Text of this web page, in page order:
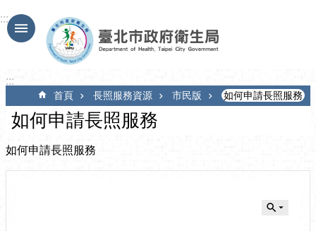
跳到主要內容區塊
:::
:::
首頁 長照服務資源 市民版 如何申請長照服務
如何申請長照服務
如何申請長照服務